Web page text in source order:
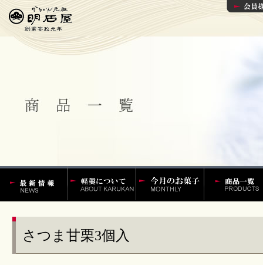
かるかんの明石
屋 最新情報
軽羹百話 今月の菓子
かるかんやか
ん饅頭など
さつま甘栗3個入